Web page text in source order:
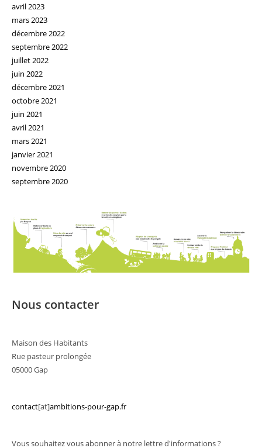
avril 2023
mars 2023
décembre 2022
septembre 2022
juillet 2022
juin 2022
décembre 2021
octobre 2021
juin 2021
avril 2021
mars 2021
janvier 2021
novembre 2020
septembre 2020
Nous contacter
Maison des Habitants
Rue pasteur prolongée
05000 Gap
contact[at]ambitions-pour-gap.fr
Vous souhaitez vous abonner à notre lettre d'informations ?